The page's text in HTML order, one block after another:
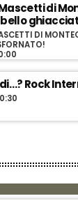
di
DI
Rock